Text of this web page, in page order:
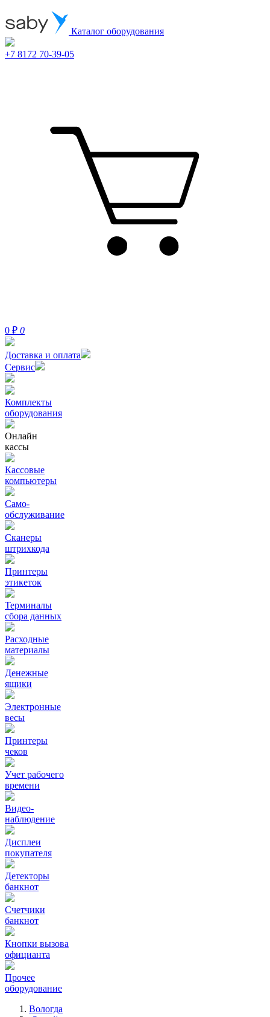
Каталог оборудования
+7 8172 70-39-05
0 ₽ 0
Доставка и оплата
Сервис
Комплекты
оборудования
Онлайн
кассы
Кассовые
компьютеры
Само-
обслуживание
Сканеры
штрихкода
Принтеры
этикеток
Терминалы
сбора данных
Расходные
материалы
Денежные
ящики
Электронные
весы
Принтеры
чеков
Учет рабочего
времени
Видео‑
наблюдение
Дисплеи
покупателя
Детекторы
банкнот
Счетчики
банкнот
Кнопки вызова
официанта
Прочее
оборудование
Вологда